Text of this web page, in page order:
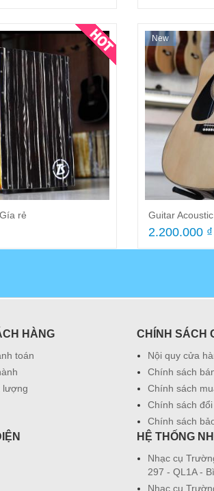
rẻ
New
Guitar
2.200.000 ₫
HÀNG
toán
lượng
CHÍNH SÁCH
Nội quy cửa
Chính sách
Chính sách
Chính sách
Chính sách
HỆ THỐNG
Nhạc cụ
297 - QL1A -
Nhạc cụ